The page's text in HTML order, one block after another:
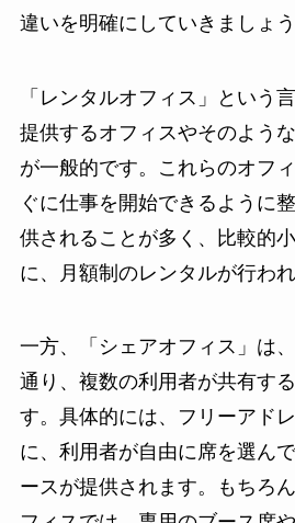
違いを明確にしていきましょう
「レンタルオフィス」という
提供するオフィスやそのよう
が一般的です。これらのオフ
ぐに仕事を開始できるように
供されることが多く、比較的
に、月額制のレンタルが行われ
一方、「シェアオフィス」は
通り、複数の利用者が共有す
す。具体的には、フリーアド
に、利用者が自由に席を選ん
ースが提供されます。もちろ